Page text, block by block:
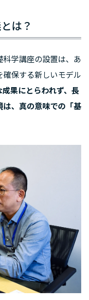
は？
科学講座の設置は、あ
保する新しいモデル
果にとらわれず、長
、真の意味での「基